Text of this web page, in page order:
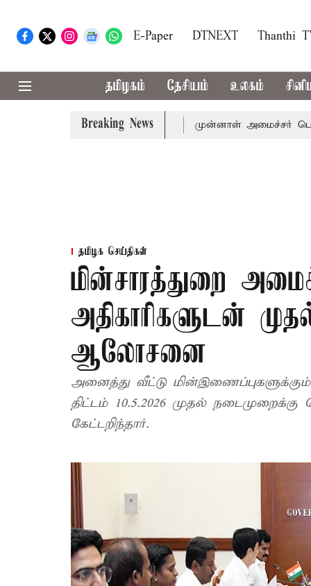
E-Paper DTNEXT Thanthi
தமிழகம் தேசியம் உலகம்
Breaking News
அமைச்சர் விஜய் அழைப்பு முன்னாள் அமைச்சர்
தமிழக செய்திகள்
மின்சாரத்துறை
அதிகாரிகளுடன்
ஆலோசனை
அனைத்து வீட்டு
திட்டம் 10.5.2026 முதல்
கேட்டறிந்தார்.